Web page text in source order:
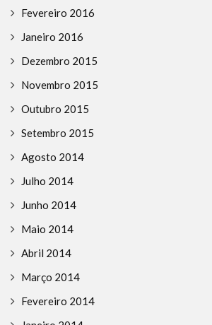
Fevereiro 2016
Janeiro 2016
Dezembro 2015
Novembro 2015
Outubro 2015
Setembro 2015
Agosto 2014
Julho 2014
Junho 2014
Maio 2014
Abril 2014
Março 2014
Fevereiro 2014